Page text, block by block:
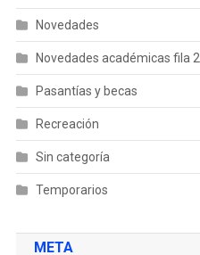
Novedades
Novedades académicas fila 2
Pasantías y becas
Recreación
Sin categoría
Temporarios
META